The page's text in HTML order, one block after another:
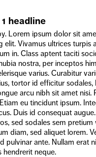
headline
Lorem ipsum dolor sit
elit. Vivamus ultrices turpis
in. Class aptent taciti
nostra, per inceptos
varius. Curabitur
tortor id efficitur sodales,
arcu nibh sit amet nisi.
eu tincidunt ipsum.
Duis id consequat
sed sodales sem pretium
diam, sed aliquet lorem.
pulvinar ante. Nullam erat
hendrerit neque.